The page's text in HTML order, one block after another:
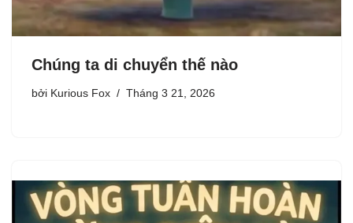
Chúng ta di chuyển thế nào
bởi Kurious Fox Tháng 3 21, 2026